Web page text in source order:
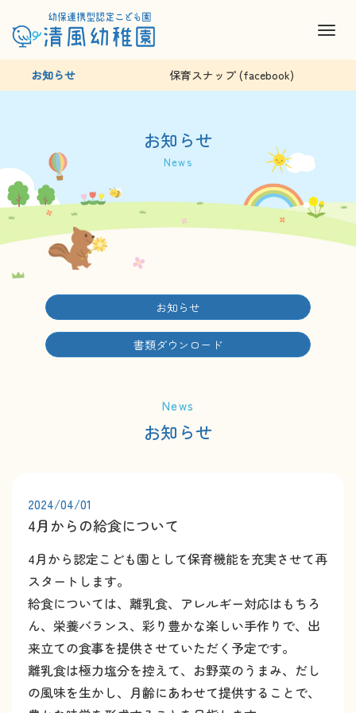
M
e
お知らせ 保育スナップ (facebook)
お知らせ
News
お知らせ
書類ダウンロード
News
お知らせ
2024/04/01
4月からの給食について
4月から認定こども園として保育機能を充実させて再
スタートします。
給食については、離乳食、アレルギー対応はもちろ
ん、栄養バランス、彩り豊かな楽しい手作りで、出
来立ての食事を提供させていただく予定です。
離乳食は極力塩分を控えて、お野菜のうまみ、だし
の風味を生かし、月齢にあわせて提供することで、